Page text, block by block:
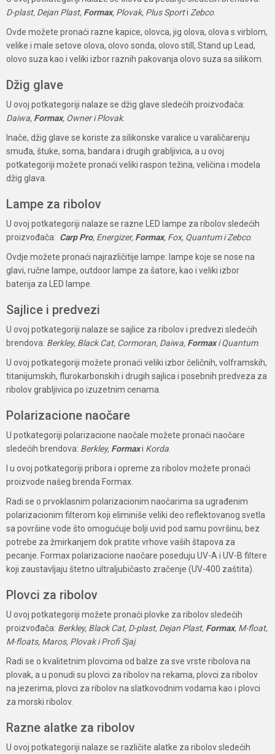
D-plast, Dejan Plast, Formax, Plovak, Plus Sporti Zebco.
Ovde možete pronaći razne kapice, olovca, jig olova, olova s virblom,
velike i male setove olova, olovo sonda, olovo still, Stand up Lead,
olovo suza kao i veliki izbor raznih pakovanja olovo suza sa silikom.
Džig glave
U ovoj potkategoriji nalaze se džig glave sledećih proizvođača:
Daiwa, Formax, Owner i Plovak.
Inače, džig glave se koriste za silikonske varalice u varaličarenju
smuđa, štuke, soma, bandara i drugih grabljivica, a u ovoj
potkategoriji možete pronaći veliki raspon težina, veličina i modela
džig glava.
Lampe za ribolov
U ovoj potkategoriji nalaze se razne LED lampe za ribolov sledećih
proizvođača: Carp Pro, Energizer, Formax, Fox, Quantum i Zebco.
Ovdje možete pronaći najrazličitije lampe: lampe koje se nose na
glavi, ručne lampe, outdoor lampe za šatore, kao i veliki izbor
baterija za LED lampe.
Sajlice i predvezi
U ovoj potkategoriji nalaze se sajlice za ribolov i predvezi sledećih
brendova: Berkley, Black Cat, Cormoran, Daiwa, Formaxi Quantum.
U ovoj potkategoriji možete pronaći veliki izbor čeličnih, volframskih,
titanijumskih, flurokarbonskih i drugih sajlica i posebnih predveza za
ribolov grabljivica po izuzetnim cenama.
Polarizacione naočare
U potkategoriji polarizacione naočale možete pronaći naočare
sledećih brendova: Berkley, Formaxi Korda
I u ovoj potkategoriji pribora i opreme za ribolov možete pronaći
proizvode našeg brenda Formax.
Radi se o prvoklasnim polarizacionim naočarima sa ugrađenim
polarizacionim filterom koji eliminiše veliki deo reflektovanog svetla
sa površine vode što omogućuje bolji uvid pod samu površinu, bez
potrebe za žmirkanjem dok pratite vrhove vaših štapova za
pecanje. Formax polarizacione naočare poseduju UV-A i UV-B filtere
koji zaustavljaju štetno ultraljubičasto zračenje (UV-400 zaštita).
Plovci za ribolov
U ovoj potkategoriji možete pronaći plovke za ribolov sledećih
proizvođača: Berkley, Black Cat, D-plast, Dejan Plast, Formax, M-float,
M-floats, Maros, Plovak i Profi Sjaj.
Radi se o kvalitetnim plovcima od balze za sve vrste ribolova na
plovak, a u ponudi su plovci za ribolov na rekama, plovci za ribolov
na jezerima, plovci za ribolov na slatkovodnim vodama kao i plovci
za morski ribolov.
Razne alatke za ribolov
U ovoj potkategoriji nalaze se različite alatke za ribolov sledećih